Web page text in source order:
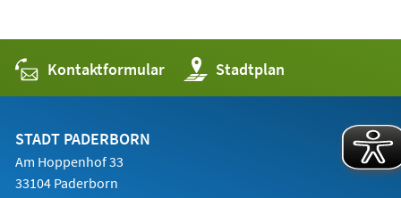
Kontaktformular Stadtplan
(Öffnet
in
einem
STADT PADERBORN
Am Hoppenhof 33
33104 Paderborn